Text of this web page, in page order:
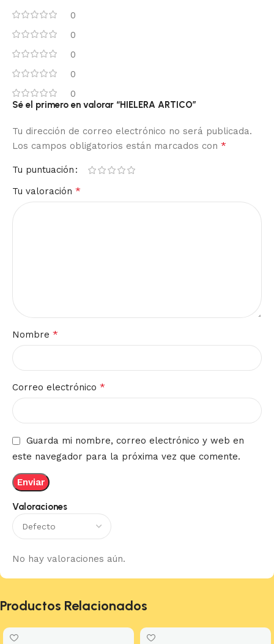
0
0
0
0
0
Valoraciones
No hay valoraciones aún.
Sé el primero en valorar “HIELERA ARTICO”
Tu dirección de correo electrónico no será publicada.
Los campos obligatorios están marcados con *
Tu puntuación
Tu valoración *
Nombre *
Correo electrónico *
Guarda mi nombre, correo electrónico y web en
este navegador para la próxima vez que comente.
Productos Relacionados